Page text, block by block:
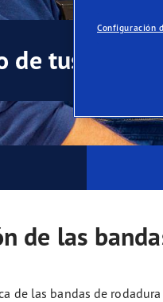
eléctrica
tus
de las
de las bandas de
Configuración